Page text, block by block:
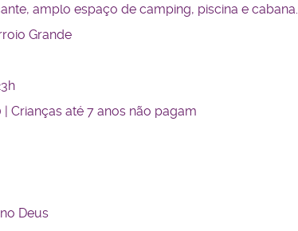
amplo espaço de camping, piscina e cabana.
Grande
Crianças até 7 anos não pagam
Deus